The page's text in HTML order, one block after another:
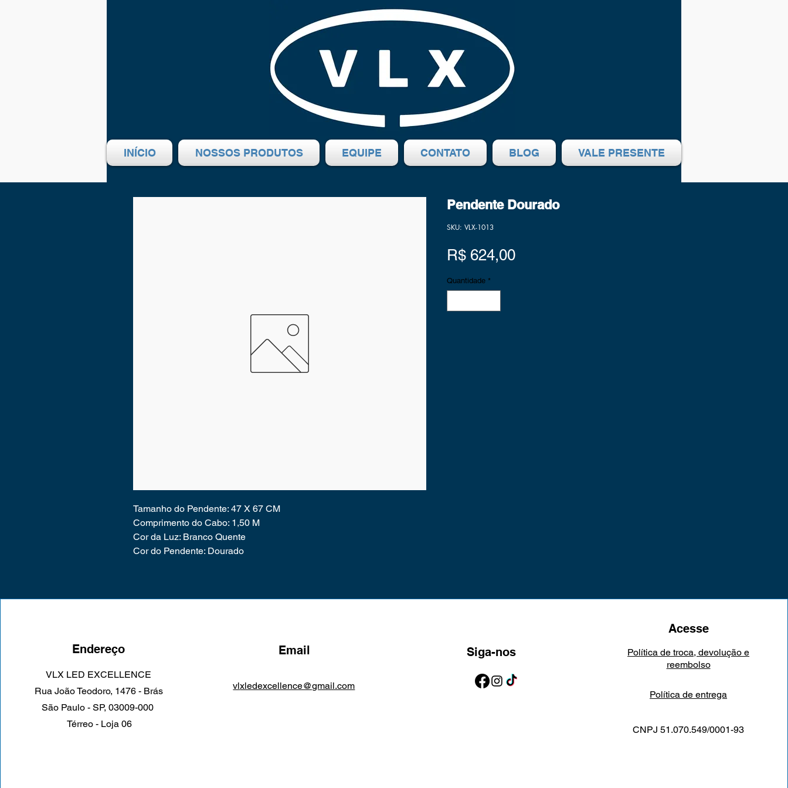
INÍCIO NOSSOS PRODUTOS EQUIPE CONTATO BLOG VALE PRESENTE
Tamanho do Pendente: 47 X 67 CM
Comprimento do Cabo: 1,50 M
Cor da Luz: Branco Quente
Cor do Pendente: Dourado
Pendente Dourado
SKU: VLX-1013
R$ 624,00Preço
Quantidade *
Endereço
VLX LED EXCELLENCE
Rua João Teodoro, 1476 - Brás
São Paulo - SP, 03009-000
Térreo - Loja 06
Email
vlxledexcellence@gmail.com
Siga-nos
Acesse
Política de troca, devolução e
reembolso
Política de entrega
CNPJ 51.070.549/0001-93